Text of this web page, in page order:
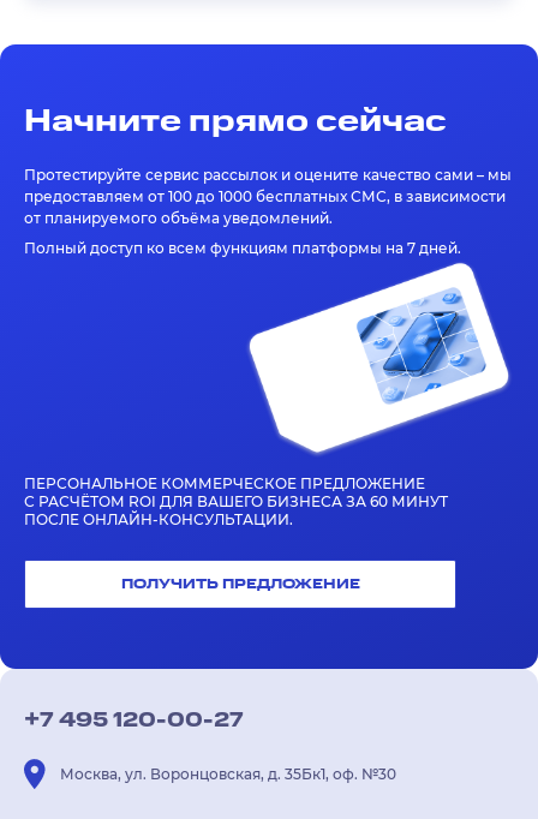
Начните прямо сейчас
Протестируйте сервис рассылок и оцените качество сами – мы
предоставляем от 100 до 1000 бесплатных СМС, в зависимости
от планируемого объёма уведомлений.
Полный доступ ко всем функциям платформы на 7 дней.
ПЕРСОНАЛЬНОЕ КОММЕРЧЕСКОЕ ПРЕДЛОЖЕНИЕ
С РАСЧЁТОМ ROI ДЛЯ ВАШЕГО БИЗНЕСА ЗА 60 МИНУТ
ПОСЛЕ ОНЛАЙН-КОНСУЛЬТАЦИИ.
ПОЛУЧИТЬ ПРЕДЛОЖЕНИЕ
+7 495 120-00-27
Москва, ул. Воронцовская, д. 35Бк1, оф. №30